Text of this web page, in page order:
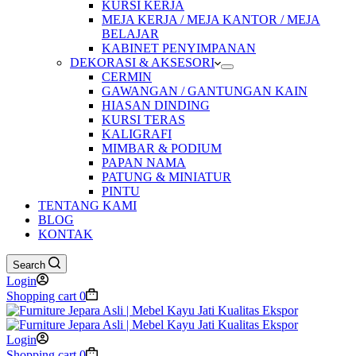
KURSI KERJA
MEJA KERJA / MEJA KANTOR / MEJA
BELAJAR
KABINET PENYIMPANAN
DEKORASI & AKSESORI
CERMIN
GAWANGAN / GANTUNGAN KAIN
HIASAN DINDING
KURSI TERAS
KALIGRAFI
MIMBAR & PODIUM
PAPAN NAMA
PATUNG & MINIATUR
PINTU
TENTANG KAMI
BLOG
KONTAK
Search
Login
Shopping cart 0
Login